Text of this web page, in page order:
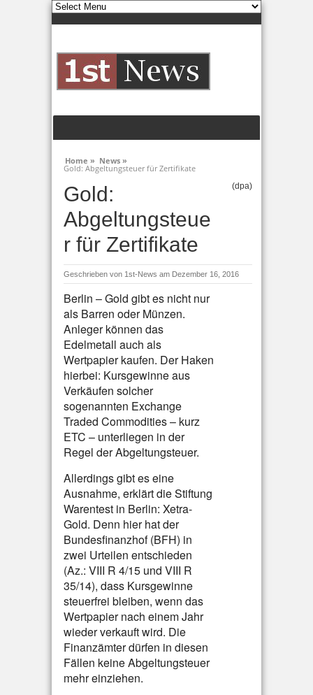
Home » News »
Gold: Abgeltungsteuer für Zertifikate
Gold:
Abgeltungsteue
r für Zertifikate
(dpa)
Geschrieben von 1st-News am Dezember 16, 2016
Berlin – Gold gibt es nicht nur
als Barren oder Münzen.
Anleger können das
Edelmetall auch als
Wertpapier kaufen. Der Haken
hierbei: Kursgewinne aus
Verkäufen solcher
sogenannten Exchange
Traded Commodities – kurz
ETC – unterliegen in der
Regel der Abgeltungsteuer.
Allerdings gibt es eine
Ausnahme, erklärt die Stiftung
Warentest in Berlin: Xetra-
Gold. Denn hier hat der
Bundesfinanzhof (BFH) in
zwei Urteilen entschieden
(Az.: VIII R 4/15 und VIII R
35/14), dass Kursgewinne
steuerfrei bleiben, wenn das
Wertpapier nach einem Jahr
wieder verkauft wird. Die
Finanzämter dürfen in diesen
Fällen keine Abgeltungsteuer
mehr einziehen.